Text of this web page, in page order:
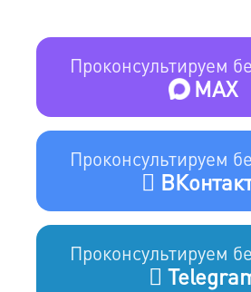
Проконсультируем
MAX
Проконсультируем
Проконсультируем